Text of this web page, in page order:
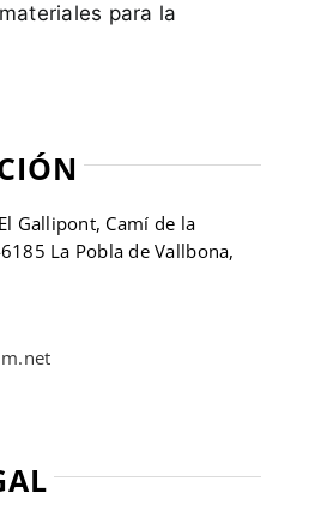
para la
Gallipont, Camí de la
La Pobla de Vallbona,